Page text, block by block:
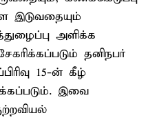
இடுவதையும்
அளிக்க
தனிநபர்
15-ன் கீழ்
இவை